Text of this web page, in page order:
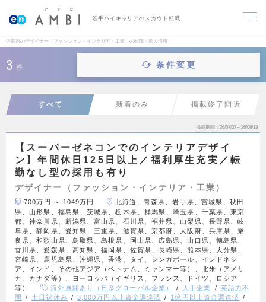
若手ハイキャリアのスカウト転職
佐賀県のデザイナー（ファッション・インテリア・工業）の転職・求人情報
3 件 条件変更
すべて 新着のみ 掲載終了間近
掲載期間 26/07/27～26/08/13
【スーパーゼネコンでのインテリアデザイ
ン】年間休日125日以上／福利厚生充実／転
勤なし型の採用も有り
デザイナー（ファッション・インテリア・工業）
700万円 ～ 1049万円
北海道、青森県、岩手県、宮城県、秋田
県、山形県、福島県、茨城県、栃木県、群馬県、埼玉県、千葉県、東京
都、神奈川県、新潟県、富山県、石川県、福井県、山梨県、長野県、岐
阜県、静岡県、愛知県、三重県、滋賀県、京都府、大阪府、兵庫県、奈
良県、和歌山県、鳥取県、島根県、岡山県、広島県、山口県、徳島県、
香川県、愛媛県、高知県、福岡県、佐賀県、長崎県、熊本県、大分県、
宮崎県、鹿児島県、沖縄県、香港、タイ、シンガポール、インドネシ
ア、インド、その他アジア（ベトナム、ミャンマー等）、北米（アメリ
カ、カナダ等）、ヨーロッパ（イギリス、フランス、ドイツ、ロシア
等）
海外展開あり（日系グローバル企業） 大手企業
英語力不
問
土日祝休み 3,000万円以上資金調達済
1億円以上資金調達済